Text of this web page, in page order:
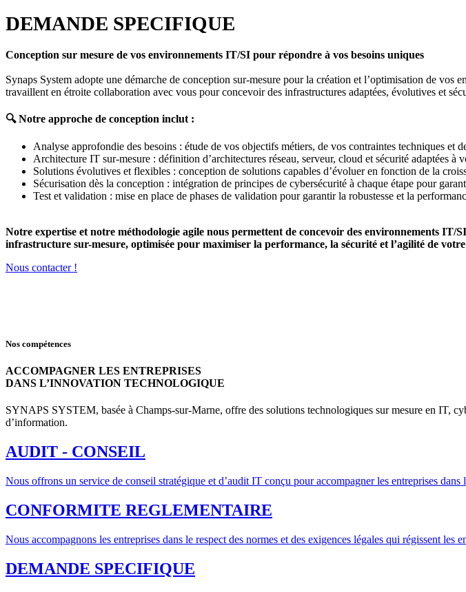
DEMANDE SPECIFIQUE
Conception sur mesure de vos environnements IT/SI pour répondre à vos besoins uniques
Synaps System adopte une démarche de conception sur-mesure pour la création et l’optimisation de
travaillent en étroite collaboration avec vous pour concevoir des infrastructures adaptées, évolutives et
🔍 Notre approche de conception inclut :
Analyse approfondie des besoins : étude de vos objectifs métiers, de vos contraintes techniques et
Architecture IT sur-mesure : définition d’architectures réseau, serveur, cloud et sécurité adaptées
Solutions évolutives et flexibles : conception de solutions capables d’évoluer en fonction de la
Sécurisation dès la conception : intégration de principes de cybersécurité à chaque étape pour
Test et validation : mise en place de phases de validation pour garantir la robustesse et la
Notre expertise et notre méthodologie agile nous permettent de concevoir des environnements
infrastructure sur-mesure, optimisée pour maximiser la performance, la sécurité et l’agilité de
Nous contacter !
Nos compétences
ACCOMPAGNER LES ENTREPRISES
DANS L’INNOVATION TECHNOLOGIQUE
SYNAPS SYSTEM, basée à Champs-sur-Marne, offre des solutions technologiques sur mesure en IT,
d’information.
AUDIT - CONSEIL
Nous offrons un service de conseil stratégique et d’audit IT conçu pour accompagner les entreprises
CONFORMITE REGLEMENTAIRE
Nous accompagnons les entreprises dans le respect des normes et des exigences légales qui régissent les
DEMANDE SPECIFIQUE